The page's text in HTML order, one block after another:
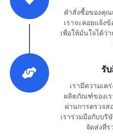
คำสั่งซื้อของคุณ
เราจะคอยแจ้ง
เพื่อให้มั่นใจได้ว่
รั
เรามีความเค
ผลิตภัณฑ์ของเ
ผ่านการตรวจ
เราร่วมมือกับบริ
จัดส่งที่ร